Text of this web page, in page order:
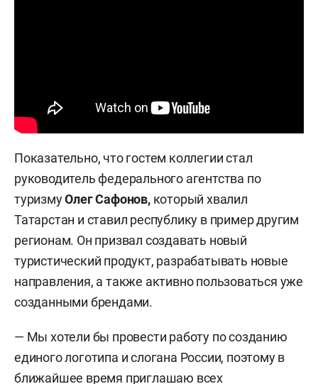
Показательно, что гостем коллегии стал
руководитель федерального агентства по
туризмуОлег Сафонов,который хвалил
Татарстан и ставил республику в пример другим
регионам. Он призвал создавать новый
туристический продукт, разрабатывать новые
направления, а также активно пользоваться уже
созданными брендами.
— Мы хотели бы провести работу по созданию
единого логотипа и слогана России, поэтому в
ближайшее время приглашаю всех